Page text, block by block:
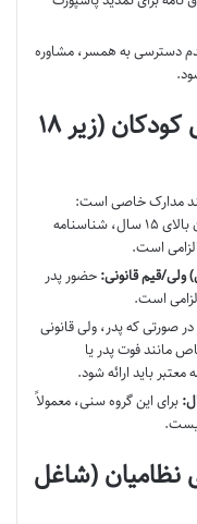
دسترسی به همسر، مشاوره
۳.۴. مدارک اختصاصی برای کودکان (زیر ۱۸
مدارک خاصی است:
برای کودکان بالای ۱۵ سال، شناسنامه
است.
ولی/قیم قانونی: حضور پدر
است.
در صورتی که پدر، ولی قانونی
مانند فوت پدر یا
باید ارائه شود.
برای این گروه سنی، معمولاً
نظامیان (شاغل